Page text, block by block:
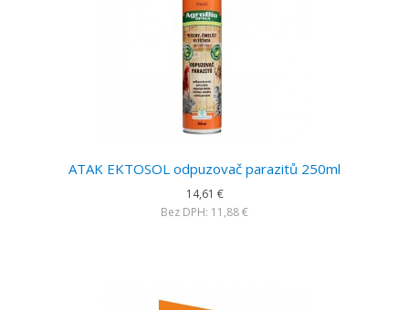
ATAK EKTOSOL odpuzovač parazitů 250ml
14,61 €
Bez DPH: 11,88 €